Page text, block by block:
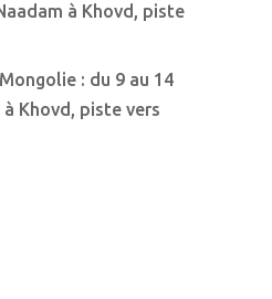
à Khovd, piste
: du 9 au 14
Khovd, piste vers